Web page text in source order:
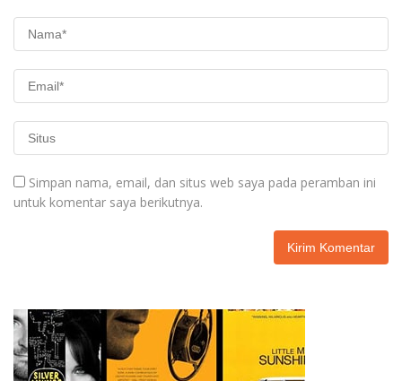
Simpan nama, email, dan situs web saya pada peramban ini
untuk komentar saya berikutnya.